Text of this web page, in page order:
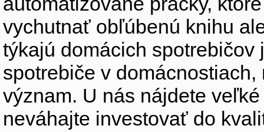
vychutnať obľúbenú knihu
týkajú domácich
spotrebiče v
význam. U nás nájdete
neváhajte investovať do